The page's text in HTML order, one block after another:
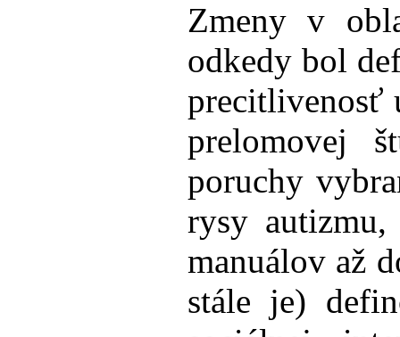
Zmeny v
odkedy bol
precitlivenosť
prelomovej
poruchy
rysy
manuálov až
stále je)